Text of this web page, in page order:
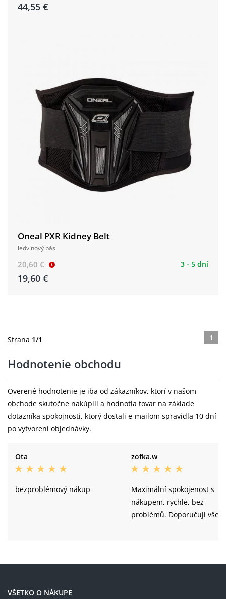
44,55 €
Oneal PXR Kidney Belt
ledvinový pás
20,60 €
19,60 €
3 - 5 dní
Strana 1/1 1
Hodnotenie obchodu
Overené hodnotenie je iba od zákazníkov, ktorí v našom
obchode skutočne nakúpili a hodnotia tovar na základe
dotazníka spokojnosti, ktorý dostali e-mailom spravidla 10 dní
po vytvorení objednávky.
Ota
bezproblémový nákup
zofka.w
Maximální spokojenost s
nákupem, rychle, bez
problémů. Doporučuji
VŠETKO O NÁKUPE